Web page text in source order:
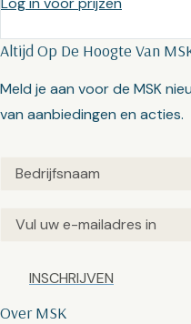
Over MSK
Altijd Op De Hoogte Van
Meld je aan voor de MSK
van aanbiedingen en acties.
Untitled(Vereist)
Email(Vereist)
Captcha